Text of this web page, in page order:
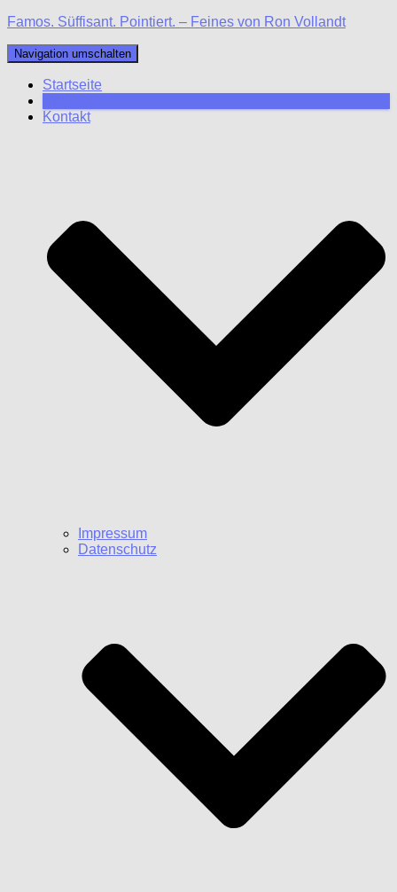
Famos. Süffisant. Pointiert. – Feines von Ron Vollandt
Navigation umschalten
Startseite
Kontakt
Impressum
Datenschutz